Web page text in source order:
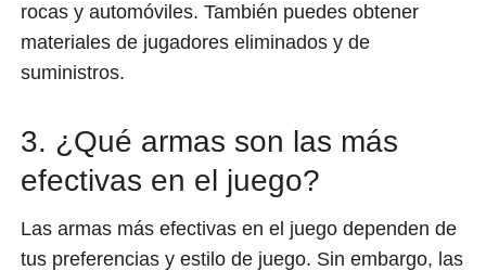
rocas y automóviles. También puedes obtener
materiales de jugadores eliminados y de
suministros.
3. ¿Qué armas son las más
efectivas en el juego?
Las armas más efectivas en el juego dependen de
tus preferencias y estilo de juego. Sin embargo, las